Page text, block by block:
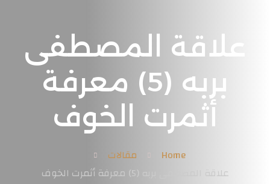
علاقة المصطفى
بربه (5) معرفة
أثمرت الخوف
Home
مقالات
علاقة المصطفى بربه (5) معرفة أثمرت الخوف